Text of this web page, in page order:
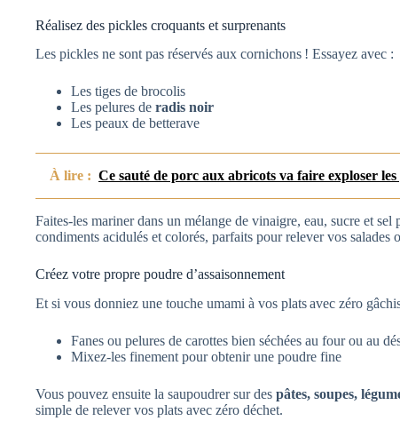
Réalisez des pickles croquants et surprenants
Les pickles ne sont pas réservés aux cornichons ! Essayez avec :
Les tiges de brocolis
Les pelures de radis noir
Les peaux de betterave
À lire : Ce sauté de porc aux abricots va faire exploser
Faites-les mariner dans un mélange de vinaigre, eau, sucre et sel
condiments acidulés et colorés, parfaits pour relever vos salades
Créez votre propre poudre d’assaisonnement
Et si vous donniez une touche umami à vos plats avec zéro
Fanes ou pelures de carottes bien séchées au four ou au
Mixez-les finement pour obtenir une poudre fine
Vous pouvez ensuite la saupoudrer sur des pâtes, soupes,
simple de relever vos plats avec zéro déchet.